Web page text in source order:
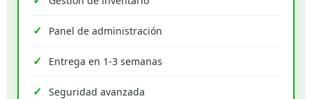
Panel de administración
Entrega en 1-3 semanas
Seguridad avanzada